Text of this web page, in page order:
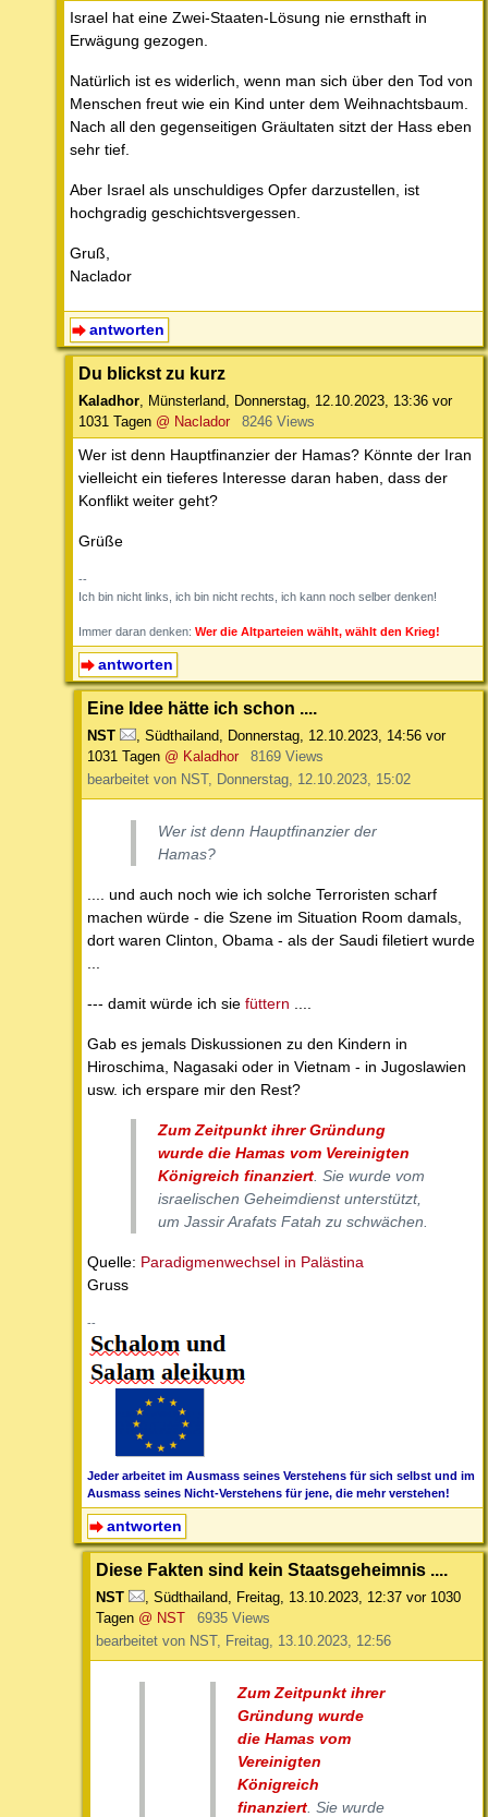
Israel hat eine Zwei-Staaten-Lösung nie ernsthaft in
Erwägung gezogen.
Natürlich ist es widerlich, wenn man sich über den Tod von
Menschen freut wie ein Kind unter dem Weihnachtsbaum.
Nach all den gegenseitigen Gräultaten sitzt der Hass eben
sehr tief.
Aber Israel als unschuldiges Opfer darzustellen, ist
hochgradig geschichtsvergessen.
Gruß,
Naclador
antworten
Du blickst zu kurz
Kaladhor, Münsterland, Donnerstag, 12.10.2023, 13:36 vor
1031 Tagen @ Naclador 8246 Views
Wer ist denn Hauptfinanzier der Hamas? Könnte der Iran
vielleicht ein tieferes Interesse daran haben, dass der
Konflikt weiter geht?
Grüße
--
Ich bin nicht links, ich bin nicht rechts, ich kann noch selber denken!
Immer daran denken: Wer die Altparteien wählt, wählt den Krieg!
antworten
Eine Idee hätte ich schon ....
NST Südthailand Donnerstag, 12.10.2023, 14:56 vor
1031 Tagen @ Kaladhor
8169 Views
bearbeitet von NST, Donnerstag, 12.10.2023, 15:02
Wer ist denn Hauptfinanzier der
Hamas?
.... und auch noch wie ich solche Terroristen scharf
machen würde - die Szene im Situation Room damals,
dort waren Clinton, Obama - als der Saudi filetiert wurde
--- damit würde ich sie füttern
Gab es jemals Diskussionen zu den Kindern in
Hiroschima, Nagasaki oder in Vietnam - in Jugoslawien
usw. ich erspare mir den Rest?
Zum Zeitpunkt ihrer Gründung
wurde die Hamas vom Vereinigten
Königreich finanziert . Sie wurde vom
israelischen Geheimdienst unterstützt,
um Jassir Arafats Fatah zu schwächen.
Quelle: Paradigmenwechsel in Palästina
Gruss
--
Jeder arbeitet im Ausmass seines Verstehens für sich selbst und im
Ausmass seines Nicht-Verstehens für jene, die mehr verstehen!
antworten
Diese Fakten sind kein Staatsgeheimnis ....
NST Südthailand Freitag, 13.10.2023, 12:37 vor 1030
Tagen @ NST
6935 Views
bearbeitet von NST, Freitag, 13.10.2023, 12:56
Zum Zeitpunkt ihrer
Gründung wurde
die Hamas vom
Vereinigten
Königreich
finanziert . Sie wurde